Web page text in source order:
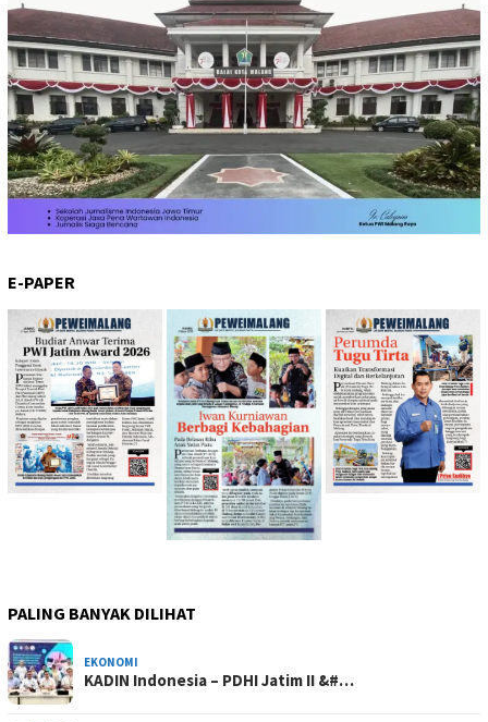
E-PAPER
PALING BANYAK DILIHAT
EKONOMI
KADIN Indonesia – PDHI Jatim II &#…